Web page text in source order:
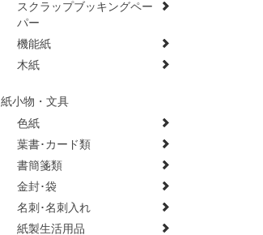
スクラップブッキングペー
パー
機能紙
木紙
紙小物・文具
色紙
葉書･カード類
書簡箋類
金封･袋
名刺･名刺入れ
紙製生活用品